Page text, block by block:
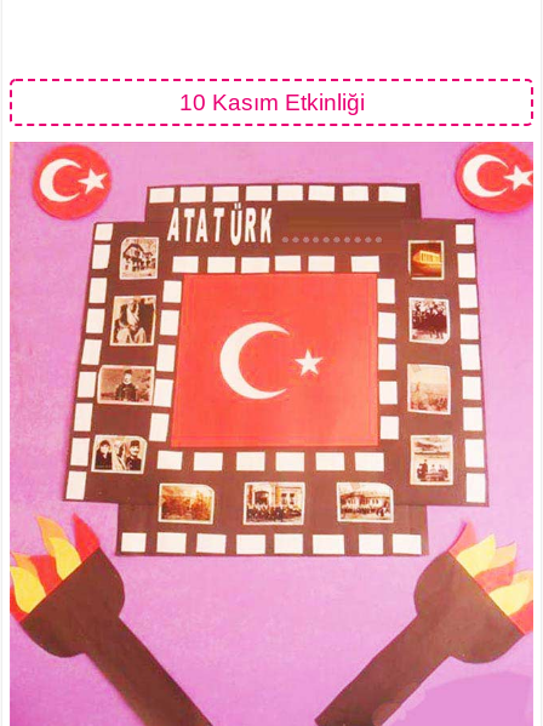
10 Kasım Etkinliği